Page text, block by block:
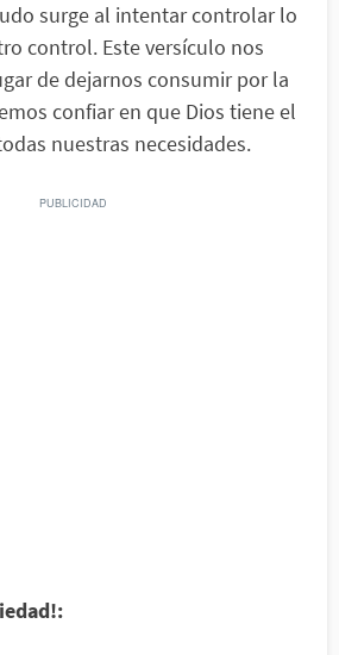
surge al intentar controlar lo
control. Este versículo nos
de dejarnos consumir por la
confiar en que Dios tiene el
nuestras necesidades.